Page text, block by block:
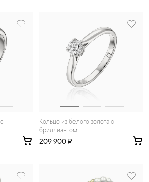
Кольцо из белого золота с
бриллиантом
209 900 ₽